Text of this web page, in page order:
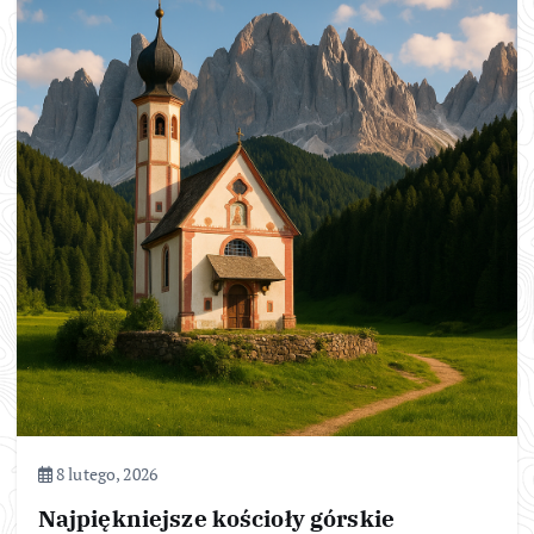
8 lutego, 2026
Najpiękniejsze kościoły górskie